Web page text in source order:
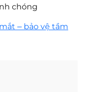
chóng
– bảo vệ tầm